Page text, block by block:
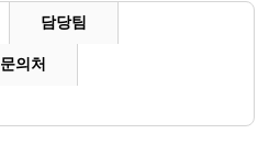
담당팀
문의처